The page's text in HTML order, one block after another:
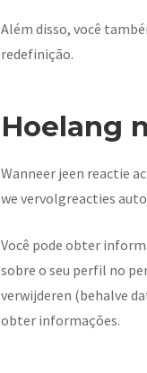
Além disso, você
redefinição.
Hoelang
Wanneer jeen reactie
we vervolgreacties
Você pode obter
sobre o seu perfil no
verwijderen (behalve
obter informações.